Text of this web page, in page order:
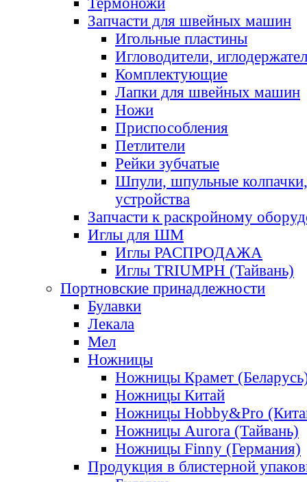
Запчасти для швейных машин
Игольные пластины
Игловодители,
Комплектующие
Лапки для швейных машин
Ножи
Приспособления
Петлители
Рейки зубчатые
Шпули, шпульные
устройства
Запчасти к раскройному
Иглы для ШМ
Иглы РАСПРОДАЖА
Иглы TRIUMPH (Тайвань)
Портновские принадлежности
Булавки
Лекала
Мел
Ножницы
Ножницы Крамет
Ножницы Китай
Ножницы Hobby&Pro
Ножницы Aurora (Тайвань)
Ножницы Finny (Германия)
Продукция в блистерной